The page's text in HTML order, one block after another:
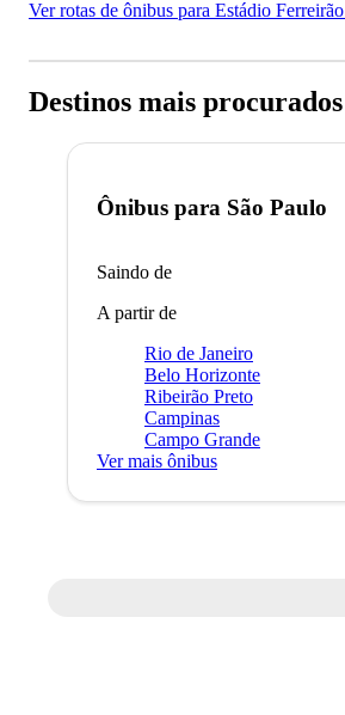
Ver rotas de ônibus para Estádio Ferreirão
Destinos mais procurados
Ônibus para São Paulo
Saindo de
A partir de
Rio de Janeiro
Belo Horizonte
Ribeirão Preto
Campinas
Campo Grande
Ver mais ônibus